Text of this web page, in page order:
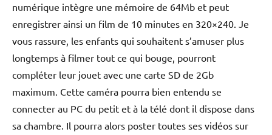
numérique intègre une mémoire de 64Mb et peut
enregistrer ainsi un film de 10 minutes en 320×240. Je
vous rassure, les enfants qui souhaitent s’amuser plus
longtemps à filmer tout ce qui bouge, pourront
compléter leur jouet avec une carte SD de 2Gb
maximum. Cette caméra pourra bien entendu se
connecter au PC du petit et à la télé dont il dispose dans
sa chambre. Il pourra alors poster toutes ses vidéos sur